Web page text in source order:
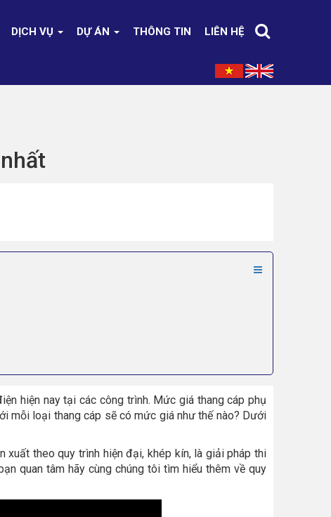
DỊCH VỤ DỰ ÁN THÔNG TIN LIÊN HỆ
hiện nay tại các công trình. Mức giá thang cáp phụ
mỗi loại thang cáp sẽ có mức giá như thế nào? Dưới
theo quy trình hiện đại, khép kín, là giải pháp thi
quan tâm hãy cùng chúng tôi tìm hiểu thêm về quy